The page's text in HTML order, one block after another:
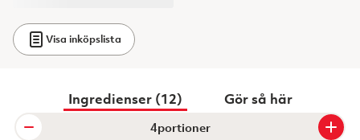
Visa inköpslista
Ingredienser (12) Gör så här
portioner